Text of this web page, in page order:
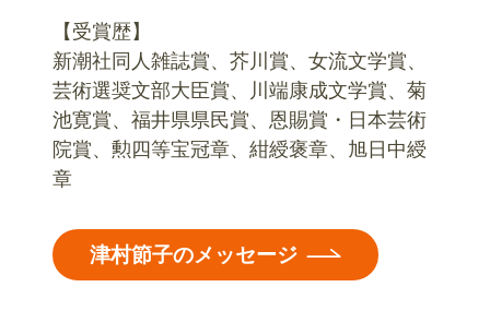
【受賞歴】
新潮社同人雑誌賞、芥川賞、女流文学賞、
芸術選奨文部大臣賞、川端康成文学賞、菊
池寛賞、福井県県民賞、恩賜賞・日本芸術
院賞、勲四等宝冠章、紺綬褒章、旭日中綬
章
津村節子のメッセージ